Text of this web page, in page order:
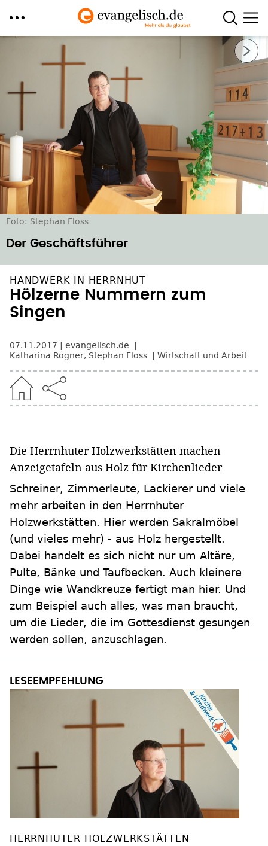
Nächstes Bild
Foto: Stephan Floss
Der Geschäftsführer
HANDWERK IN HERRNHUT
Hölzerne Nummern zum
Singen
07.11.2017
evangelisch.de
Katharina Rögner, Stephan Floss
Wirtschaft und Arbeit
Die Herrnhuter Holzwerkstätten machen
Anzeigetafeln aus Holz für Kirchenlieder
Schreiner, Zimmerleute, Lackierer und viele
mehr arbeiten in den Herrnhuter
Holzwerkstätten. Hier werden Sakralmöbel
(und vieles mehr) - aus Holz hergestellt.
Dabei handelt es sich nicht nur um Altäre,
Pulte, Bänke und Taufbecken. Auch kleinere
Dinge wie Wandkreuze fertigt man hier. Und
zum Beispiel auch alles, was man braucht,
um die Lieder, die im Gottesdienst gesungen
werden sollen, anzuschlagen.
HERRNHUTER HOLZWERKSTÄTTEN